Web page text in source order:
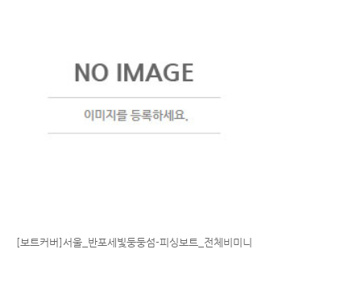
[보트커버]서울_반포세빛둥둥섬-피싱보트_전체비미니